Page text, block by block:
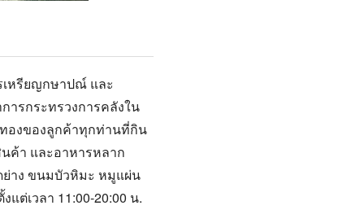
หรียญกษาปณ์ และ
ารกระทรวงการคลังใน
องของลูกค้าทุกท่านที่กิน
ค้า และอาหารหลาก
ย่าง ขนมบัวหิมะ หมูแผ่น
แต่เวลา 11:00-20:00 น.